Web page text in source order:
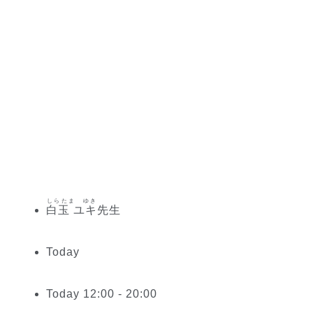
白玉 ユキ
しらたま ゆき
先生
Today
Today 12:00 - 20:00